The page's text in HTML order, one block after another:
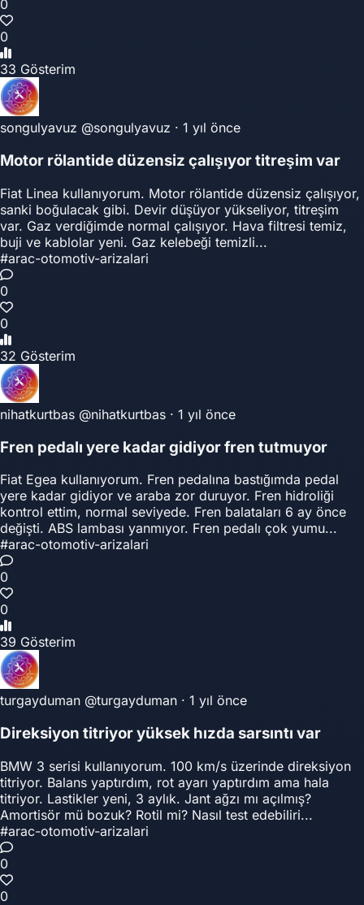
0
0
33 Gösterim
songulyavuz @songulyavuz · 1 yıl önce
Motor rölantide düzensiz çalışıyor titreşim var
Fiat Linea kullanıyorum. Motor rölantide düzensiz çalışıyor,
sanki boğulacak gibi. Devir düşüyor yükseliyor, titreşim
var. Gaz verdiğimde normal çalışıyor. Hava filtresi temiz,
buji ve kablolar yeni. Gaz kelebeği temizli...
#arac-otomotiv-arizalari
0
0
32 Gösterim
nihatkurtbas @nihatkurtbas · 1 yıl önce
Fren pedalı yere kadar gidiyor fren tutmuyor
Fiat Egea kullanıyorum. Fren pedalına bastığımda pedal
yere kadar gidiyor ve araba zor duruyor. Fren hidroliği
kontrol ettim, normal seviyede. Fren balataları 6 ay önce
değişti. ABS lambası yanmıyor. Fren pedalı çok yumu...
#arac-otomotiv-arizalari
0
0
39 Gösterim
turgayduman @turgayduman · 1 yıl önce
Direksiyon titriyor yüksek hızda sarsıntı var
BMW 3 serisi kullanıyorum. 100 km/s üzerinde direksiyon
titriyor. Balans yaptırdım, rot ayarı yaptırdım ama hala
titriyor. Lastikler yeni, 3 aylık. Jant ağzı mı açılmış?
Amortisör mü bozuk? Rotil mi? Nasıl test edebiliri...
#arac-otomotiv-arizalari
0
0